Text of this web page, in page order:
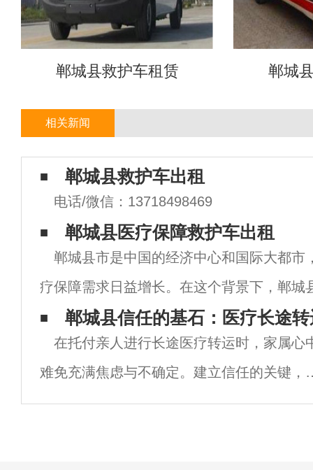
郸城县救护车租赁 郸城
相关新闻
郸城县救护车出租
电话/微信：13718498469
郸城县医疗保障救护车出租
郸城县市是中国的经济中心和国际大都市
疗保障需求日益增长。在这个背景下，郸城
护车出租服务成为了不可或缺的一部分。这
受伤的人提供了紧急的医疗救援，帮助他们
郸城县信任的基石：医疗长途
在托付亲人进行长途医疗转运时，家属心
难免充满焦虑与不确定。建立信任的关键，
于服务过程的高度透明与操作的绝对规范。